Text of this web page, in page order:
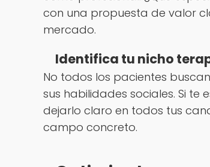
con una propuesta de valor
mercado.
Identifica tu nicho
No todos los pacientes
sus habilidades sociales. Si
dejarlo claro en todos tus
campo concreto.